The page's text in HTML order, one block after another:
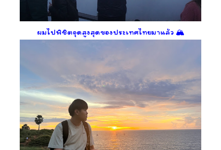
ผมไปพิชิตจุดสูงสุดของประเทศไทยมาแล้ว 🏔️